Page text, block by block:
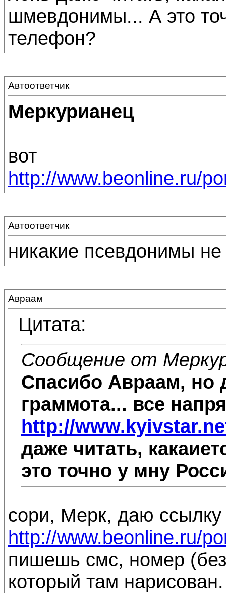
шмевдонимы... А это
телефон?
Автоответчик
Меркурианец
вот
http://www.beonline.ru/
Автоответчик
никакие псевдонимы
Авраам
Цитата:
Сообщение от
Спасибо Авраам, но
граммота... все
http://
даже читать,
это точно у мну
сори, Мерк, даю ссылку
http://www.beonline.ru/
пишешь смс, номер
который там